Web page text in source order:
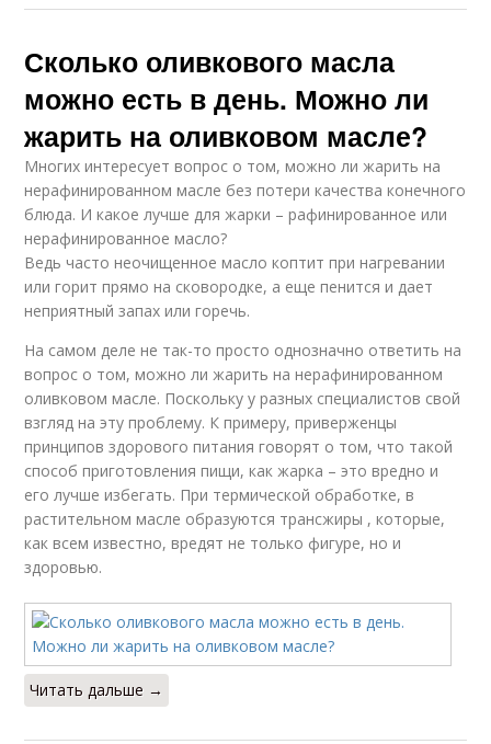
Сколько оливкового масла
можно есть в день. Можно ли
жарить на оливковом масле?
Многих интересует вопрос о том, можно ли жарить на
нерафинированном масле без потери качества конечного
блюда. И какое лучше для жарки – рафинированное или
нерафинированное масло?
Ведь часто неочищенное масло коптит при нагревании
или горит прямо на сковородке, а еще пенится и дает
неприятный запах или горечь.
На самом деле не так-то просто однозначно ответить на
вопрос о том, можно ли жарить на нерафинированном
оливковом масле. Поскольку у разных специалистов свой
взгляд на эту проблему. К примеру, приверженцы
принципов здорового питания говорят о том, что такой
способ приготовления пищи, как жарка – это вредно и
его лучше избегать. При термической обработке, в
растительном масле образуются трансжиры , которые,
как всем известно, вредят не только фигуре, но и
здоровью.
Читать дальше →